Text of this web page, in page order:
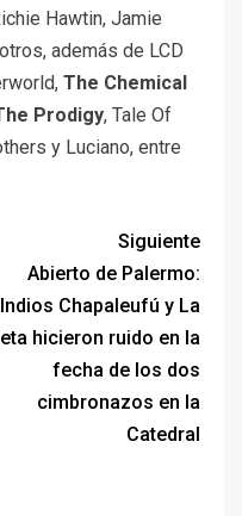
Hawtin, Jamie
además de LCD
The Chemical
Prodigy, Tale Of
y Luciano, entre
Siguiente
Abierto de Palermo:
Indios Chapaleufú y La
hicieron ruido en la
fecha de los dos
cimbronazos en la
Catedral